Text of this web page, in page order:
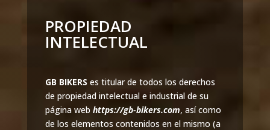
PROPIEDAD
INTELECTUAL
GB BIKERS es titular de todos los derechos
de propiedad intelectual e industrial de su
página web https://gb-bikers.com, así como
de los elementos contenidos en el mismo (a